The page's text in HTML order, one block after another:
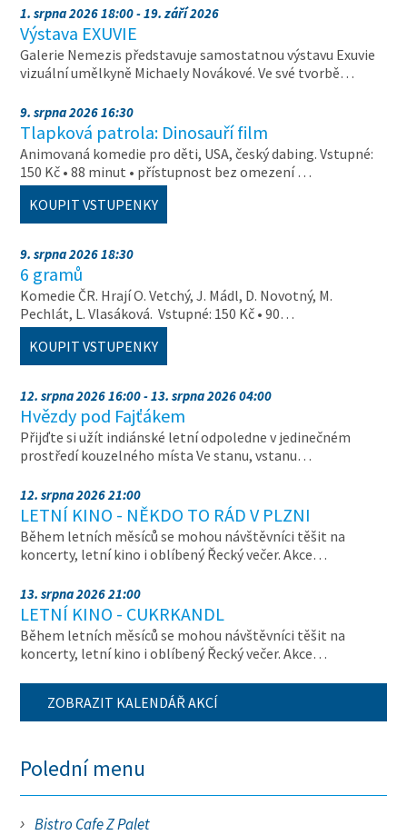
1. srpna 2026 18:00 - 19. září 2026
Výstava EXUVIE
Galerie Nemezis představuje samostatnou výstavu Exuvie
vizuální umělkyně Michaely Novákové. Ve své tvorbě…
9. srpna 2026 16:30
Tlapková patrola: Dinosauří film
Animovaná komedie pro děti, USA, český dabing. Vstupné:
150 Kč • 88 minut • přístupnost bez omezení …
KOUPIT VSTUPENKY
9. srpna 2026 18:30
6 gramů
Komedie ČR. Hrají O. Vetchý, J. Mádl, D. Novotný, M.
Pechlát, L. Vlasáková. Vstupné: 150 Kč • 90…
KOUPIT VSTUPENKY
12. srpna 2026 16:00 - 13. srpna 2026 04:00
Hvězdy pod Fajťákem
Přijďte si užít indiánské letní odpoledne v jedinečném
prostředí kouzelného místa Ve stanu, vstanu…
12. srpna 2026 21:00
LETNÍ KINO - NĚKDO TO RÁD V PLZNI
Během letních měsíců se mohou návštěvníci těšit na
koncerty, letní kino i oblíbený Řecký večer. Akce…
13. srpna 2026 21:00
LETNÍ KINO - CUKRKANDL
Během letních měsíců se mohou návštěvníci těšit na
koncerty, letní kino i oblíbený Řecký večer. Akce…
ZOBRAZIT KALENDÁŘ AKCÍ
Polední menu
Bistro Cafe Z Palet